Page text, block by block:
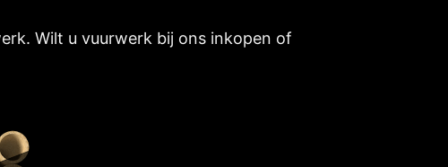
Wilt u vuurwerk bij ons inkopen of